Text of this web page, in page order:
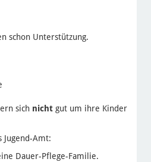
schon Unterstützung.
sich nichtgut um ihre Kinder
Jugend-Amt:
Dauer-Pflege-Familie.